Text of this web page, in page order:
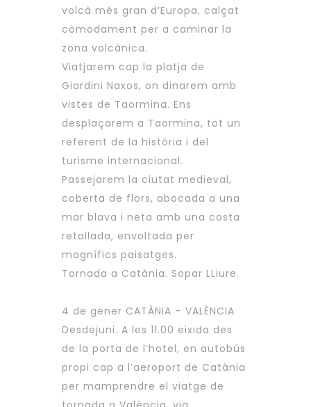
volcà més gran d’Europa, calçat
còmodament per a caminar la
zona volcànica.
Viatjarem cap la platja de
Giardini Naxos, on dinarem amb
vistes de Taormina. Ens
desplaçarem a Taormina, tot un
referent de la història i del
turisme internacional.
Passejarem la ciutat medieval,
coberta de flors, abocada a una
mar blava i neta amb una costa
retallada, envoltada per
magnífics paisatges.
Tornada a Catània. Sopar LLiure.
4 de gener CATÀNIA – VALÈNCIA
Desdejuni. A les 11.00 eixida des
de la porta de l’hotel, en autobús
propi cap a l’aeroport de Catània
per mamprendre el viatge de